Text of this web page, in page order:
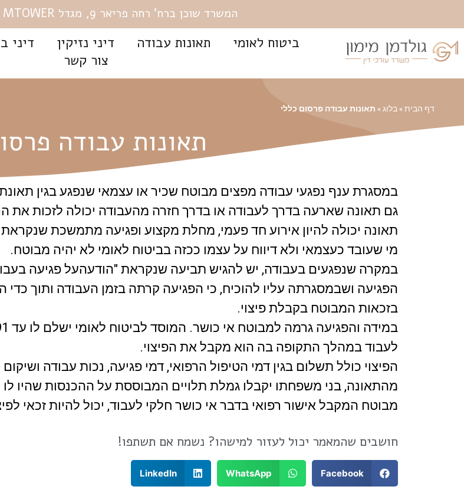
המשרד שוכן ברח' רחה פריאר 9, מגדל MTOWER , קומה 15, באר שבע.
ביטוח לאומי תאונות עבודה דיני נזיקין דיני
צור קשר
דף הבית» בלוג» תאונות עבודה פרסום כללי
תאונות עבודה
במסגרת ענף נפגעי עבודה מפצים מבוטח שכיר או עצמאי שנפגע בגין
גם תאונה שארעה בדרך לעבודה או בדרך חזרה מהעבודה יכולה לזכות את
תאונה יכולה להיון אירוע חד פעמי, מחלת מקצוע ופגיעה מתמשכת
מי שעובד כעצמאי ולא דיווח על עצמו ככזה בביטוח לאומי לא יהיה מבוטח.
הפגיעה ושבמסגרתה עליו להוכיח, כי הפגיעה קרתה בזמן העבודה ותוך
בזכאות המבוטח בקבלת פיצוי.
לעבוד במהלך התקופה בה הוא מקבל את הפיצוי.
הפיצוי כולל תשלום בגין דמי הטיפול הרפואי, דמי פגיעה, נכות עבודה
מהתאונה, בני משפחתו יקבלו גמלת תלויים המבוססת על ההכנסות שהיו לו
מבוטח המקבל אישור רפואי בדבר אי כושר חלקי לעבוד, יכול להיות זכאי
חושבים שהמאמר יכול לעזור למישהו? נשמח אם תשתפו!
Facebook
WhatsApp
LinkedIn